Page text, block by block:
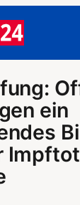
ein